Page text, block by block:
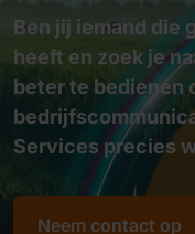
Ben jij iemand die
heeft en zoek je
beter te bedienen
Services precies
Neem contact op